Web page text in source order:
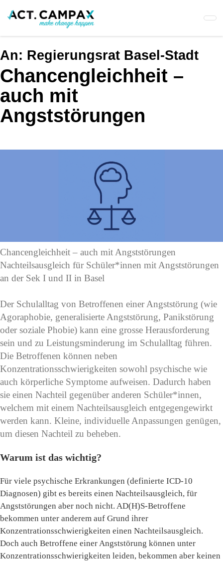
An: Regierungsrat Basel-Stadt
Chancengleichheit –
auch mit
Angststörungen
Chancengleichheit – auch mit Angststörungen
Nachteilsausgleich für Schüler*innen mit Angststörungen
an der Sek I und II in Basel
Der Schulalltag von Betroffenen einer Angststörung (wie
Agoraphobie, generalisierte Angststörung, Panikstörung
oder soziale Phobie) kann eine grosse Herausforderung
sein und zu Leistungsminderung im Schulalltag führen.
Die Betroffenen können neben
Konzentrationsschwierigkeiten sowohl psychische wie
auch körperliche Symptome aufweisen. Dadurch haben
sie einen Nachteil gegenüber anderen Schüler*innen,
welchem mit einem Nachteilsausgleich entgegengewirkt
werden kann. Kleine, individuelle Anpassungen genügen,
um diesen Nachteil zu beheben.
Warum ist das wichtig?
Für viele psychische Erkrankungen (definierte ICD-10
Diagnosen) gibt es bereits einen Nachteilsausgleich, für
Angststörungen aber noch nicht. AD(H)S-Betroffene
bekommen unter anderem auf Grund ihrer
Konzentrationsschwierigkeiten einen Nachteilsausgleich.
Doch auch Betroffene einer Angststörung können unter
Konzentrationsschwierigkeiten leiden, bekommen aber keinen